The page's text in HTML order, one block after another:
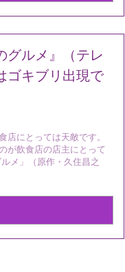
グルメ』（テレ
ゴキブリ出現で
店にとっては天敵です。
が飲食店の店主にとって
メ」（原作・久住昌之